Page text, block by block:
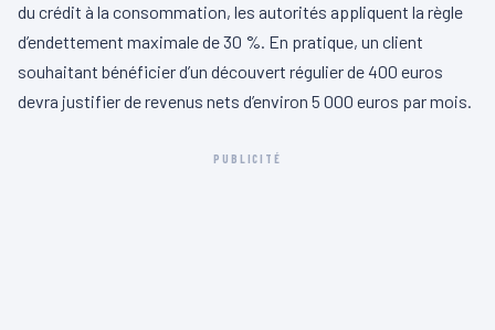
du crédit à la consommation, les autorités appliquent la règle
d’endettement maximale de 30 %. En pratique, un client
souhaitant bénéficier d’un découvert régulier de 400 euros
devra justifier de revenus nets d’environ 5 000 euros par mois.
PUBLICITÉ